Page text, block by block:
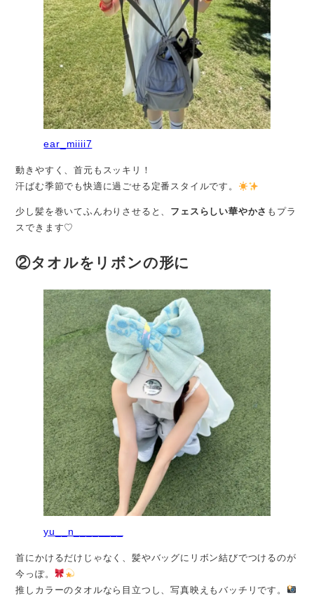
ear_miiii7
動きやすく、首元もスッキリ！
汗ばむ季節でも快適に過ごせる定番スタイルです。
少し髪を巻いてふんわりさせると、 フェスらしい華やかさ もプラ
スできます♡
②タオルをリボンの形に
yu__n________
首にかけるだけじゃなく、髪やバッグにリボン結びでつけるのが
今っぽ。
推しカラーのタオルなら目立つし、写真映えもバッチリです。